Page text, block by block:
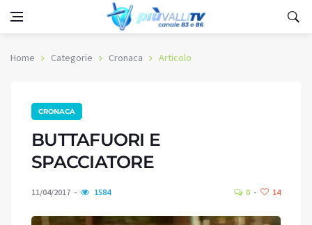
Home Categorie Cronaca Articolo
CRONACA
BUTTAFUORI E
SPACCIATORE
11/04/2017 1584 0 14